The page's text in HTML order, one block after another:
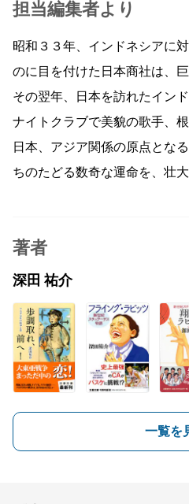
担当編集者より
昭和３３年、インドネシアに
のに目を付けた日本商社は、
その翌年、日本を訪れたイン
ナイトクラブで美貌の歌手、
日本、アジア関係の原点とな
ちのたどる数奇な運命を、壮
著者
深田 祐介
一覧を